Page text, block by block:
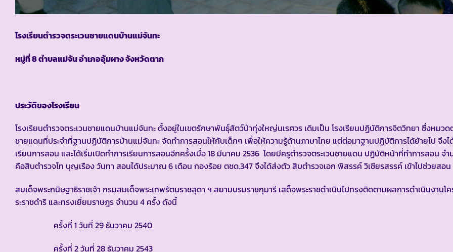
โรงเรียนตำรวจตระเวนชายแดนบ้านแม่จันทะ
หมู่ที่ 8 ตำบลแม่จัน อำเภออุ้มผาง จังหวัดตาก
ประวัติของโรงเรียน
โรงเรียนตำรวจตระเวนชายแดนบ้านแม่จันทะ ตั้งอยู่ในเขตรักษาพันธุ์สัตว์ป่าทุ่งใหญ่นเรศวร เดิมเป็น โรงเรียนปฏิบัติการจิตวิทยา ซึ่งหมวด
ชายแดนที่ประจำที่ฐานปฏิบัติการบ้านแม่จันทะ จัดทำการสอนให้กับเด็กๆ เพื่อให้ความรู้ด้านภาษาไทย แต่ต่อมาฐานปฏิบัติการได้ย้ายไป จึง
เรียนการสอน และได้เริ่มเปิดทำการเรียนการสอนอีกครั้งเมื่อ 18 มีนาคม 2536 โดยมีครูตำรวจตระเวนชายแดน ปฏิบัติหน้าที่ทำการสอน จำ
คือสิบตำรวจโท บุญเรือง วันทา สอนได้ประมาณ 6 เดือน กองร้อย ตชด.347 จึงได้ส่งตัว สิบตำรวจเอก พิสรรค์ วิเชียรสรรค์ เข้าไปช่วยสอน
สมเด็จพระกนิษฐาธิราชเจ้า กรมสมเด็จพระเทพรัตนราชสุดา ฯ สยามบรมราชกุมารี เสด็จพระราชดำเนินไปทรงติดตามผลการดำเนินงานโ
ระราชดำริ และทรงเยี่ยมราษฎร จำนวน 4 ครั้ง ดังนี้
ครั้งที่ 1 วันที่ 29 ธันวาคม 2540
ครั้งที่ 2 วันที่ 28 ธันวาคม 2543